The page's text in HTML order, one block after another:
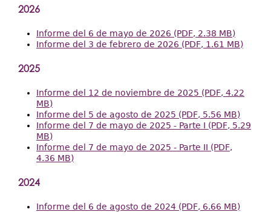
2026
Informe del 6 de mayo de 2026 (PDF, 2.38 MB)
Informe del 3 de febrero de 2026 (PDF, 1.61 MB)
2025
Informe del 12 de noviembre de 2025 (PDF, 4.22
MB)
Informe del 5 de agosto de 2025 (PDF, 5.56 MB)
Informe del 7 de mayo de 2025 - Parte I (PDF, 5.29
MB)
Informe del 7 de mayo de 2025 - Parte II (PDF,
4.36 MB)
2024
Informe del 6 de agosto de 2024 (PDF, 6.66 MB)